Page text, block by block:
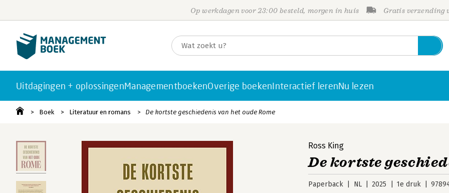
Op werkdagen voor 23:00 besteld, morgen in huis Gratis verzending
Uitdagingen + oplossingenManagementboekenOverige boekenInteractief lerenNu lezen
Boek Literatuur en romans De kortste geschiedenis van het oude Rome
Ross King
De kortste
Paperback NL 2025 1e druk